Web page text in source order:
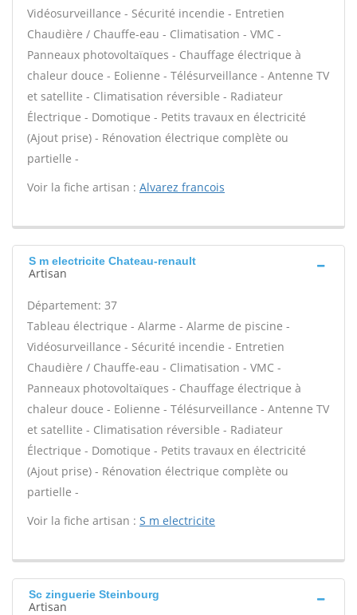
Vidéosurveillance - Sécurité incendie - Entretien
Chaudière / Chauffe-eau - Climatisation - VMC -
Panneaux photovoltaïques - Chauffage électrique à
chaleur douce - Eolienne - Télésurveillance - Antenne TV
et satellite - Climatisation réversible - Radiateur
Électrique - Domotique - Petits travaux en électricité
(Ajout prise) - Rénovation électrique complète ou
partielle -
Voir la fiche artisan : Alvarez francois
S m electricite Chateau-renault
Artisan
Département: 37
Tableau électrique - Alarme - Alarme de piscine -
Vidéosurveillance - Sécurité incendie - Entretien
Chaudière / Chauffe-eau - Climatisation - VMC -
Panneaux photovoltaïques - Chauffage électrique à
chaleur douce - Eolienne - Télésurveillance - Antenne TV
et satellite - Climatisation réversible - Radiateur
Électrique - Domotique - Petits travaux en électricité
(Ajout prise) - Rénovation électrique complète ou
partielle -
Voir la fiche artisan : S m electricite
Sc zinguerie Steinbourg
Artisan